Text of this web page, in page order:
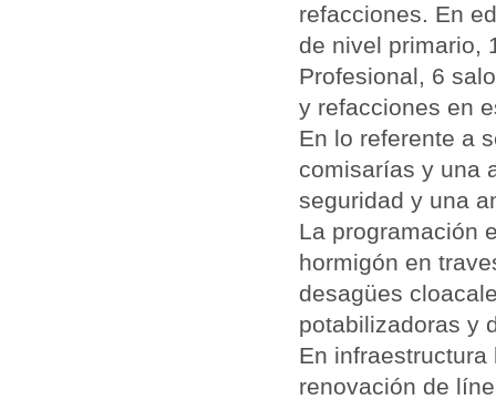
refacciones. En
de nivel primario,
Profesional, 6
y refacciones en
En lo referente a
comisarías y una
seguridad y una
La programación
hormigón en
desagües
potabilizadoras y
En
renovación de